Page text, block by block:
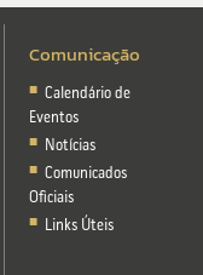
Comunicação
Calendário de
Eventos
Notícias
Comunicados
Oficiais
Links Úteis